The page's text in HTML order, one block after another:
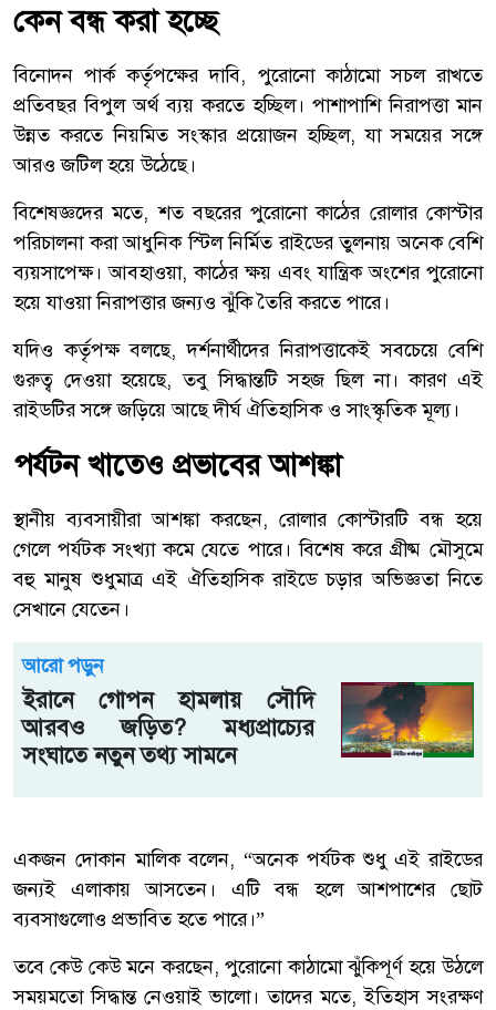
কেন বন্ধ করা হচ্ছে
বিনোদন পার্ক কর্তৃপক্ষের দাবি, পুরোনো কাঠামো সচল রাখতে
প্রতিবছর বিপুল অর্থ ব্যয় করতে হচ্ছিল। পাশাপাশি নিরাপত্তা মান
উন্নত করতে নিয়মিত সংস্কার প্রয়োজন হচ্ছিল, যা সময়ের সঙ্গে
আরও জটিল হয়ে উঠেছে।
বিশেষজ্ঞদের মতে, শত বছরের পুরোনো কাঠের রোলার কোস্টার
পরিচালনা করা আধুনিক স্টিল নির্মিত রাইডের তুলনায় অনেক বেশি
ব্যয়সাপেক্ষ। আবহাওয়া, কাঠের ক্ষয় এবং যান্ত্রিক অংশের পুরোনো
হয়ে যাওয়া নিরাপত্তার জন্যও ঝুঁকি তৈরি করতে পারে।
যদিও কর্তৃপক্ষ বলছে, দর্শনার্থীদের নিরাপত্তাকেই সবচেয়ে বেশি
গুরুত্ব দেওয়া হয়েছে, তবু সিদ্ধান্তটি সহজ ছিল না। কারণ এই
রাইডটির সঙ্গে জড়িয়ে আছে দীর্ঘ ঐতিহাসিক ও সাংস্কৃতিক মূল্য।
পর্যটন খাতেও প্রভাবের আশঙ্কা
স্থানীয় ব্যবসায়ীরা আশঙ্কা করছেন, রোলার কোস্টারটি বন্ধ হয়ে
গেলে পর্যটক সংখ্যা কমে যেতে পারে। বিশেষ করে গ্রীষ্ম মৌসুমে
বহু মানুষ শুধুমাত্র এই ঐতিহাসিক রাইডে চড়ার অভিজ্ঞতা নিতে
সেখানে যেতেন।
আরো পড়ুন
ইরানে গোপন হামলায় সৌদি
আরবও জড়িত? মধ্যপ্রাচ্যের
সংঘাতে নতুন তথ্য সামনে
একজন দোকান মালিক বলেন, “অনেক পর্যটক শুধু এই রাইডের
জন্যই এলাকায় আসতেন। এটি বন্ধ হলে আশপাশের ছোট
ব্যবসাগুলোও প্রভাবিত হতে পারে।”
তবে কেউ কেউ মনে করছেন, পুরোনো কাঠামো ঝুঁকিপূর্ণ হয়ে উঠলে
সময়মতো সিদ্ধান্ত নেওয়াই ভালো। তাদের মতে, ইতিহাস সংরক্ষণ